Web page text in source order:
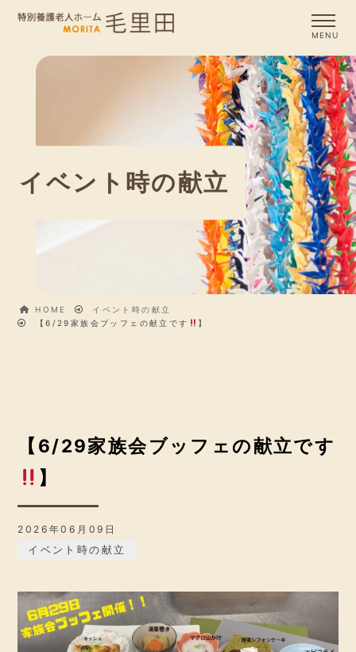
イベント時の献立
HOME
イベント時の献立
【6/29家族会ブッフェの献立です
】
【6/29家族会ブッフェの献立です
】
2026年06月09日
イベント時の献立